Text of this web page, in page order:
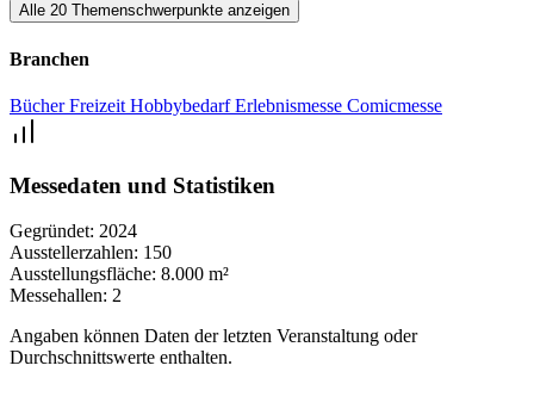
Alle 20 Themenschwerpunkte anzeigen
Branchen
BücherFreizeit HobbybedarfErlebnismesse Comicmesse
Messedaten und Statistiken
Gegründet: 2024
Ausstellerzahlen: 150
Ausstellungsfläche: 8.000 m²
Messehallen: 2
Angaben können Daten der letzten Veranstaltung oder
Durchschnittswerte enthalten.